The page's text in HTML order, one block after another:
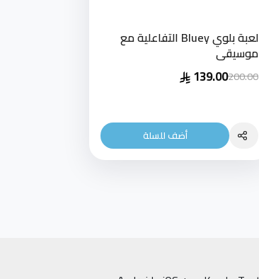
لعبة بلوي Bluey التفاعلية مع
موسيقى
200.00
139.00
أضف للسلة